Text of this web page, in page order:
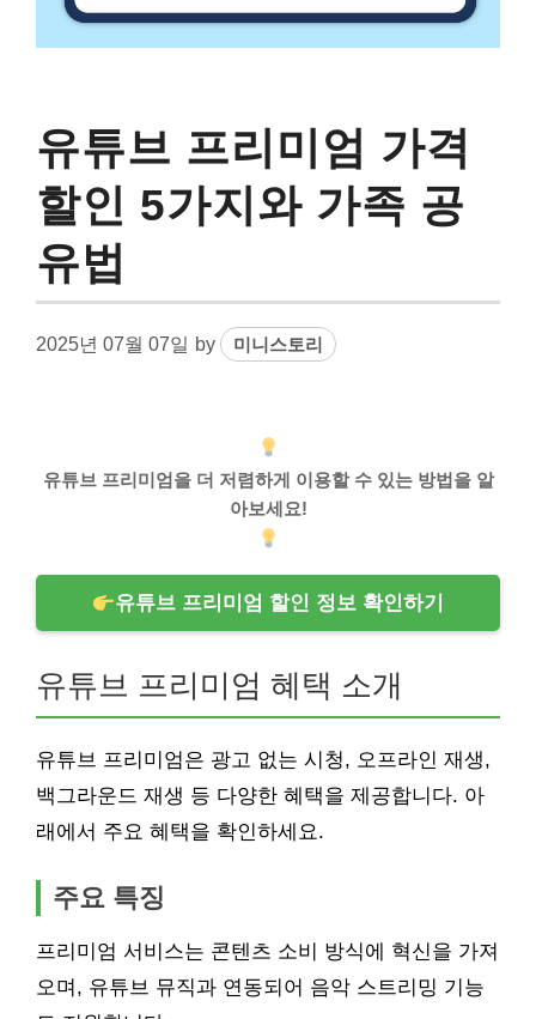
유튜브 프리미엄 가격
할인 5가지와 가족 공
유법
2025년 07월 07일 by 미니스토리
유튜브 프리미엄을 더 저렴하게 이용할 수 있는 방법을 알
아보세요!
유튜브 프리미엄 할인 정보 확인하기
유튜브 프리미엄 혜택 소개
유튜브 프리미엄은 광고 없는 시청, 오프라인 재생,
백그라운드 재생 등 다양한 혜택을 제공합니다. 아
래에서 주요 혜택을 확인하세요.
주요 특징
프리미엄 서비스는 콘텐츠 소비 방식에 혁신을 가져
오며, 유튜브 뮤직과 연동되어 음악 스트리밍 기능